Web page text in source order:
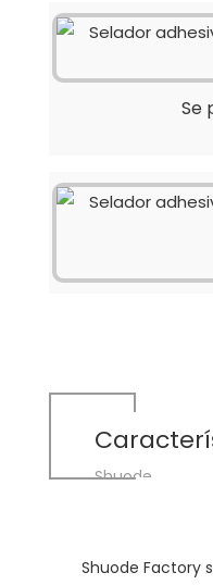
Se
Shuode
Shuode Factory